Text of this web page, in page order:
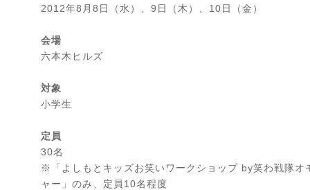
2012年8月8日（水）、9日（木）、10日（金）
会場
六本木ヒルズ
対象
小学生
定員
30名
※「よしもとキッズお笑いワークショップ by笑わ戦隊オ
ャー」のみ、定員10名程度